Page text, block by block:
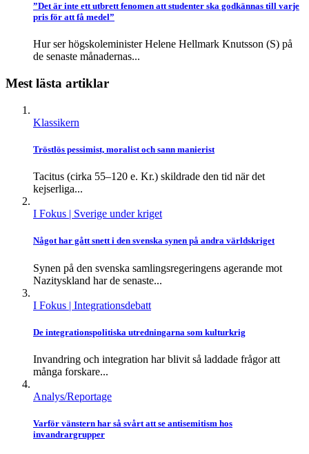
”Det är inte ett utbrett fenomen att studenter ska godkännas till varje
pris för att få medel”
Hur ser högskoleminister Helene Hellmark Knutsson (S) på
de senaste månadernas...
Mest lästa artiklar
Klassikern
Tröstlös pessimist, moralist och sann manierist
Tacitus (cirka 55–120 e. Kr.) skildrade den tid när det
kejserliga...
I Fokus | Sverige under kriget
Något har gått snett i den svenska synen på andra världskriget
Synen på den svenska samlingsregeringens agerande mot
Nazityskland har de senaste...
I Fokus | Integrationsdebatt
De integrationspolitiska utredningarna som kulturkrig
Invandring och integration har blivit så laddade frågor att
många forskare...
Analys/Reportage
Varför vänstern har så svårt att se antisemitism hos
invandrargrupper